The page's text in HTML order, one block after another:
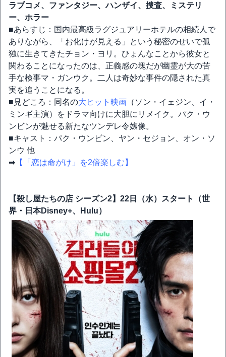
ラブコメ、ファンタジー、ハンザイ、捜査、ミステリ
ー、ホラー
■あらすじ：国内最高級ラグジュアリーホテルの相続人で
ありながら、「お化けが見える」という秘密のせいで孤
独に生きてきたチョン・ヨリ。ひょんなことから彼女と
関わることになったのは、正義感の塊だが幽霊が大の苦
手な検事マ・ガンウク。二人は奇妙な事件の隠された真
実を追うことになる。
■見どころ：同名の大ヒット映画 （ソン・イェジン、イ・
ミンギ主演）をドラマ向けに大胆にリメイク。パク・ウ
ンビンが魅せる新たなツンデレ令嬢像。
■キャスト：パク・ウンビン、ヤン・セジョン、オン・ソ
ンウ 他
➡ 【「恋は命がけ」を2倍楽しむ】
【殺し屋たちの店 シーズン2】22日（水）スタート（世
界・日本Disney+、Hulu）